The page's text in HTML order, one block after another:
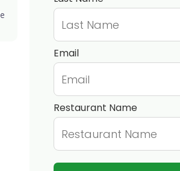
Email
Restaurant Name